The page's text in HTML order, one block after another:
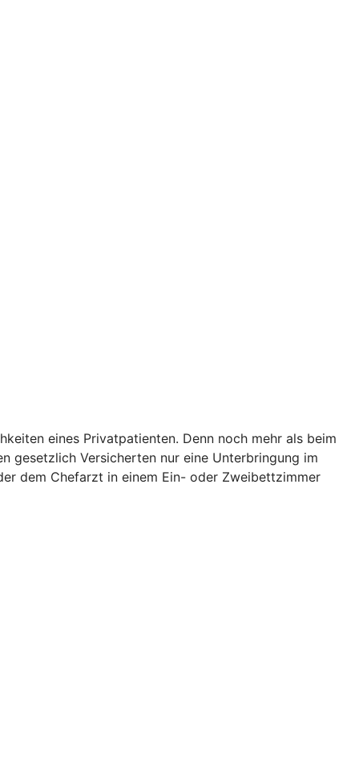
eines Privatpatienten. Denn noch mehr als beim
gesetzlich Versicherten nur eine Unterbringung im
dem Chefarzt in einem Ein- oder Zweibettzimmer